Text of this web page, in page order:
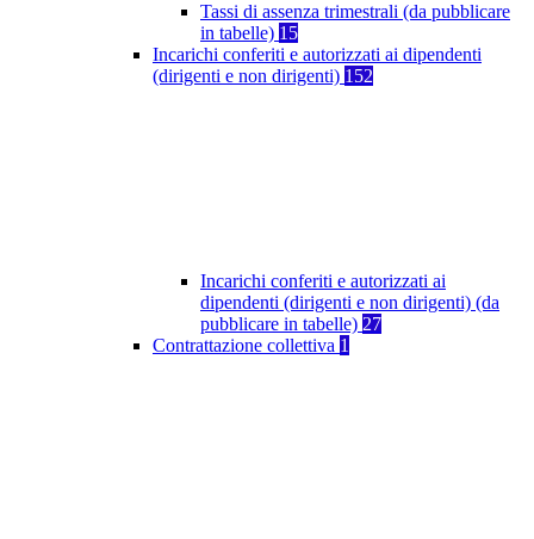
Tassi di assenza trimestrali (da pubblicare
in tabelle) 15
Incarichi conferiti e autorizzati ai dipendenti
(dirigenti e non dirigenti) 152
Incarichi conferiti e autorizzati ai
dipendenti (dirigenti e non dirigenti) (da
pubblicare in tabelle) 27
Contrattazione collettiva 1